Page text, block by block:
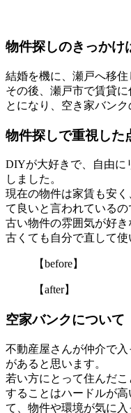
物件探しのきっかけ
結婚を機に、瀬戸へ移住
その後、瀬戸市で賃貸
とになり、空き家バン
物件探しで重視した
DIYが大好きで、自由に
しました。
現在の物件は家賃も安
て良いと言われているの
古い物件の雰囲気が好
古くても自分で直して使
【before】
【after】
空家バンクについて
不動産屋さんが仲介で
があると思います。
若い方にとって住んだ
することはハードルが
て、物件や環境が気に